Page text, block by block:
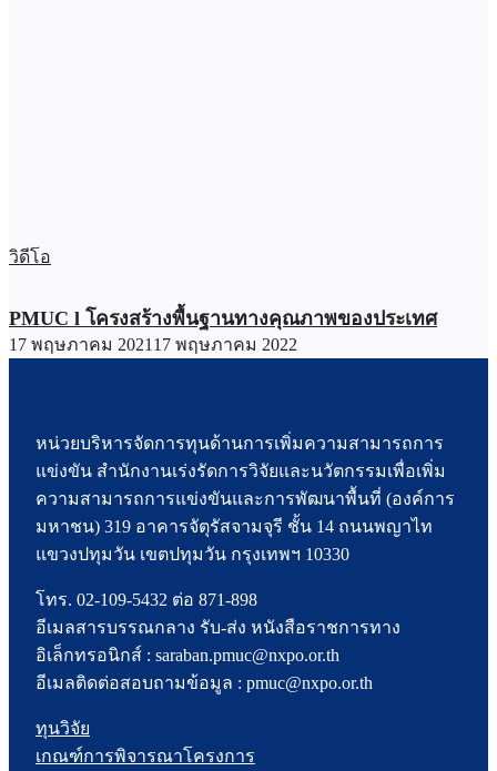
วิดีโอ
PMUC l โครงสร้างพื้นฐานทางคุณภาพของประเทศ
17 พฤษภาคม 2021 17 พฤษภาคม 2022
หน่วยบริหารจัดการทุนด้านการเพิ่มความสามารถการ
แข่งขัน สำนักงานเร่งรัดการวิจัยและนวัตกรรมเพื่อเพิ่ม
ความสามารถการแข่งขันและการพัฒนาพื้นที่ (องค์การ
มหาชน) 319 อาคารจัตุรัสจามจุรี ชั้น 14 ถนนพญาไท
แขวงปทุมวัน เขตปทุมวัน กรุงเทพฯ 10330
โทร. 02-109-5432 ต่อ 871-898
อีเมลสารบรรณกลาง รับ-ส่ง หนังสือราชการทาง
อิเล็กทรอนิกส์ : saraban.pmuc@nxpo.or.th
อีเมลติดต่อสอบถามข้อมูล : pmuc@nxpo.or.th
ทุนวิจัย
เกณฑ์การพิจารณาโครงการ